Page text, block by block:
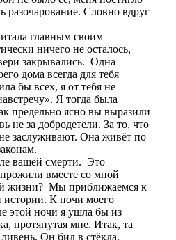
разочарование. Словно вдруг
главным своим
ничего не осталось,
закрывались. Одна
дома всегда для тебя
бы всех, я от тебя не
Я тогда была
предельно ясно вы выразили
не за добродетели. За то, что
заслуживают. Она живёт по
вашей смерти. Это
вместе со мной
жизни? Мы приближаемся к
К ночи моего
этой ночи я ушла бы из
протянутая мне. Итак, та
Он бил в стёкла,